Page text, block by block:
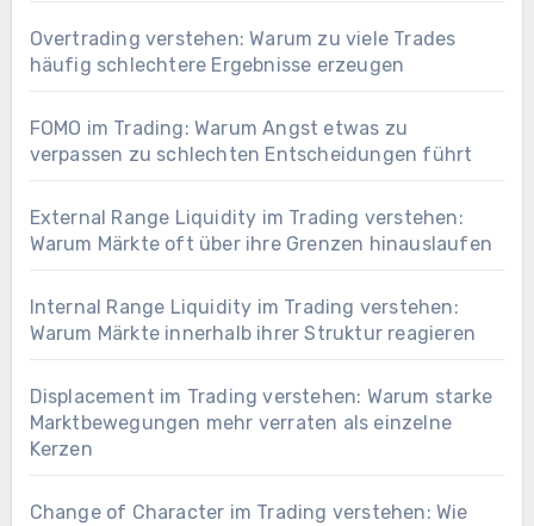
Overtrading verstehen: Warum zu viele Trades
häufig schlechtere Ergebnisse erzeugen
FOMO im Trading: Warum Angst etwas zu
verpassen zu schlechten Entscheidungen führt
External Range Liquidity im Trading verstehen:
Warum Märkte oft über ihre Grenzen hinauslaufen
Internal Range Liquidity im Trading verstehen:
Warum Märkte innerhalb ihrer Struktur reagieren
Displacement im Trading verstehen: Warum starke
Marktbewegungen mehr verraten als einzelne
Kerzen
Change of Character im Trading verstehen: Wie